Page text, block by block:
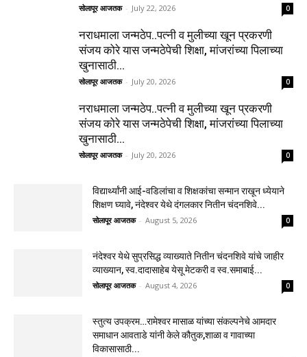
सोलापूर आजतक - July 22, 2026 0
नराधमाला जन्मठेप..पत्नी व मुलीच्या खून प्रकरणी
संजय कोरे यास जन्मठेपेची शिक्षा, मांजरांच्या पिलाच्या
खुनासाठी...
सोलापूर आजतक - July 20, 2026 0
नराधमाला जन्मठेप..पत्नी व मुलीच्या खून प्रकरणी
संजय कोरे यास जन्मठेपेची शिक्षा, मांजरांच्या पिलाच्या
खुनासाठी...
सोलापूर आजतक - July 20, 2026 0
विद्यार्थ्यांनी आई-वडिलांचा व शिक्षकांचा सन्मान राखून ध्येयाने
शिक्षण घ्यावे, नंदेश्वर येथे दंगलकार नितीन चंदनशिवे...
सोलापूर आजतक - August 5, 2026 0
नंदेश्वर येथे सुप्रसिद्ध व्याख्याते नितीन चंदनशिवे यांचे जाहीर
व्याख्यान, स्व.दादासाहेब येसू मेटकरी व स्व.समाबाई...
सोलापूर आजतक - August 4, 2026 0
स्तुत्य उपक्रम…रामेश्वर मासाळ यांच्या संकल्पनेचे आमदार
समाधान आवताडे यांनी केले कौतुक,शाळा व गावाच्या
विकासासाठी...